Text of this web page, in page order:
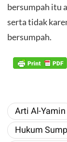
bersumpah itu
serta tidak
bersumpah.
Arti Al-Yamin
Hukum